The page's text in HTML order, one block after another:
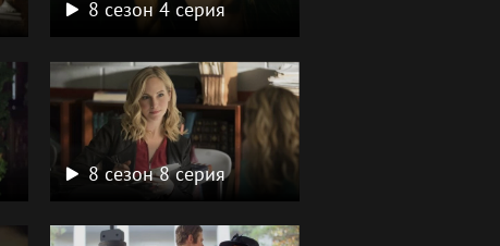
8 сезон 4 серия
8 сезон 8 серия